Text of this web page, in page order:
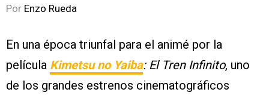
Por Enzo Rueda
En una época triunfal para el animé por la
película Kimetsu no Yaiba: El Tren Infinito, uno
de los grandes estrenos cinematográficos